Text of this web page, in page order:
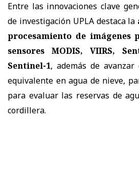
Entre las innovaciones clave
de investigación UPLA destaca la
procesamiento de imágenes
sensores MODIS, VIIRS,
Sentinel-1, además de
equivalente en agua de nieve,
para evaluar las reservas de
cordillera.